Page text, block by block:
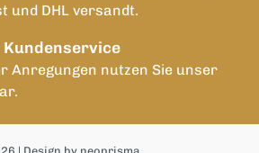
und DHL versandt.
Anregungen nutzen Sie unser
| Design by neoprisma